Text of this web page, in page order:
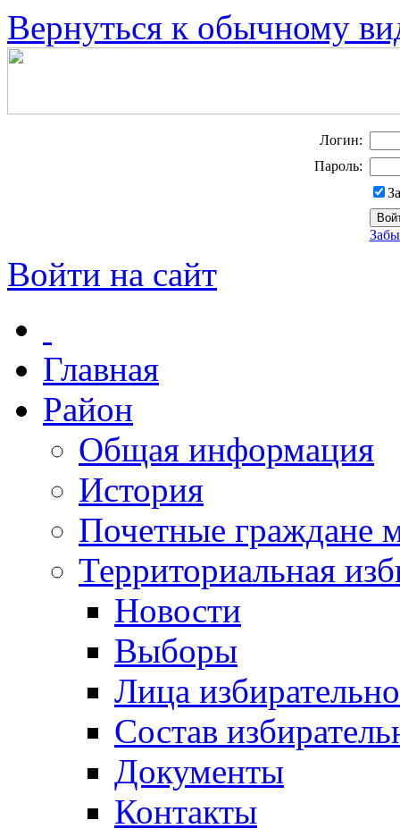
Вернуться к обычному
Логин:
Пароль:
Войти на сайт
Главная
Район
Общая информация
История
Почетные граждане
Территориальная
Новости
Выборы
Лица
Состав
Документы
Контакты